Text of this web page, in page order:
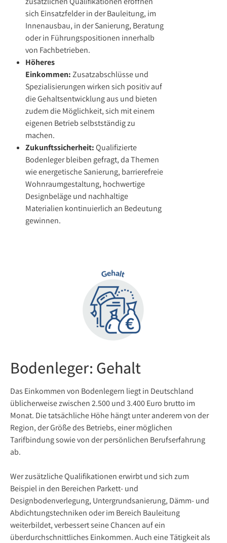
sich Einsatzfelder in der Bauleitung, im
Innenausbau, in der Sanierung, Beratung
oder in Führungspositionen innerhalb
von Fachbetrieben.
Höheres
Einkommen:Zusatzabschlüsse und
Spezialisierungen wirken sich positiv auf
die Gehaltsentwicklung aus und bieten
zudem die Möglichkeit, sich mit einem
eigenen Betrieb selbstständig zu
machen.
Zukunftssicherheit:Qualifizierte
Bodenleger bleiben gefragt, da Themen
wie energetische Sanierung, barrierefreie
Wohnraumgestaltung, hochwertige
Designbeläge und nachhaltige
Materialien kontinuierlich an Bedeutung
gewinnen.
Bodenleger: Gehalt
Das Einkommen von Bodenlegern liegt in Deutschland
üblicherweise zwischen 2.500 und 3.400 Euro brutto im
Monat. Die tatsächliche Höhe hängt unter anderem von der
Region, der Größe des Betriebs, einer möglichen
Tarifbindung sowie von der persönlichen Berufserfahrung
ab.
Wer zusätzliche Qualifikationen erwirbt und sich zum
Beispiel in den Bereichen Parkett- und
Designbodenverlegung, Untergrundsanierung, Dämm- und
Abdichtungstechniken oder im Bereich Bauleitung
weiterbildet, verbessert seine Chancen auf ein
überdurchschnittliches Einkommen. Auch eine Tätigkeit als